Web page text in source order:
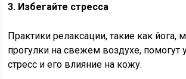
3. Избегайте стресса
Практики релаксации, такие как йога,
прогулки на свежем воздухе, помогут
стресс и его влияние на кожу.